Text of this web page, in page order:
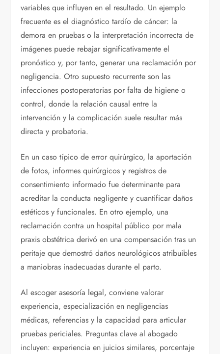
variables que influyen en el resultado. Un ejemplo
frecuente es el diagnóstico tardío de cáncer: la
demora en pruebas o la interpretación incorrecta de
imágenes puede rebajar significativamente el
pronóstico y, por tanto, generar una reclamación por
negligencia. Otro supuesto recurrente son las
infecciones postoperatorias por falta de higiene o
control, donde la relación causal entre la
intervención y la complicación suele resultar más
directa y probatoria.
En un caso típico de error quirúrgico, la aportación
de fotos, informes quirúrgicos y registros de
consentimiento informado fue determinante para
acreditar la conducta negligente y cuantificar daños
estéticos y funcionales. En otro ejemplo, una
reclamación contra un hospital público por mala
praxis obstétrica derivó en una compensación tras un
peritaje que demostró daños neurológicos atribuibles
a maniobras inadecuadas durante el parto.
Al escoger asesoría legal, conviene valorar
experiencia, especialización en negligencias
médicas, referencias y la capacidad para articular
pruebas periciales. Preguntas clave al abogado
incluyen: experiencia en juicios similares, porcentaje